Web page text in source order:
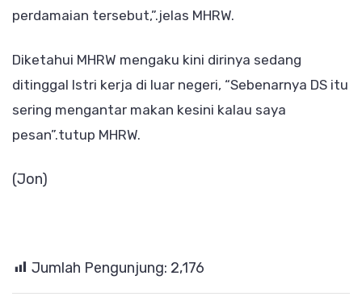
perdamaian tersebut,”.jelas MHRW.
Diketahui MHRW mengaku kini dirinya sedang
ditinggal Istri kerja di luar negeri, “Sebenarnya DS itu
sering mengantar makan kesini kalau saya
pesan”.tutup MHRW.
(Jon)
Jumlah Pengunjung: 2,176